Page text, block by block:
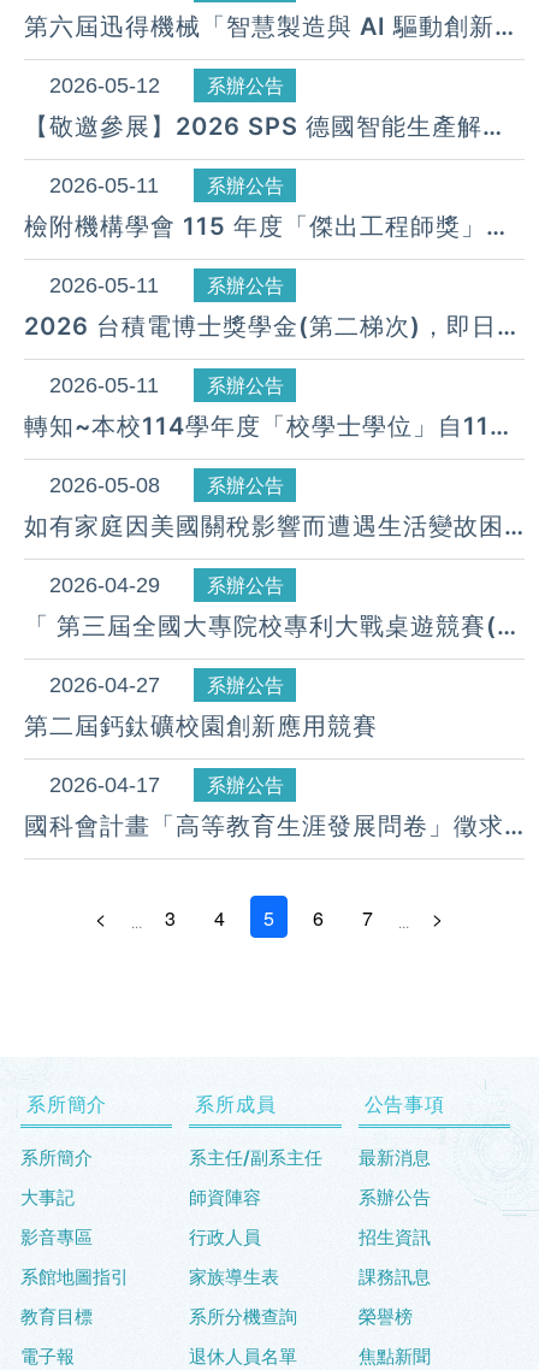
第六屆迅得機械「智慧製造與 AI 驅動創新論
文獎」.截止日期至 2026 .8.17 日 5 PM
2026-05-12 系辦公告
【敬邀參展】2026 SPS 德國智能生產解決
方案展覽會
2026-05-11 系辦公告
檢附機構學會 115 年度「傑出工程師獎」、
「傑出工程教授」、「優秀年輕機構與機器
原理學者獎」、「機構與機器原理獎章」候
選人自即日起公開徵求推薦,請查照。
2026-05-11 系辦公告
2026 台積電博士獎學金(第二梯次)，即日起
開放申請，並將於2026年05月30日截止收
件。
2026-05-11 系辦公告
轉知~本校114學年度「校學士學位」自115
年5月18日起至6月18日止受理申請，請協助
轉知所屬學生踴躍申請，請查照。
2026-05-08 系辦公告
如有家庭因美國關稅影響而遭遇生活變故困
難之學生可申請本校急難慰助金，最高可補
助新台幣三萬元整~申請至115.6.5日17時
止。
2026-04-29 系辦公告
「 第三屆全國大專院校專利大戰桌遊競賽(含
深耕課程)」( 報名日期：即日起至
8/28(五)，17:00止 )
2026-04-27 系辦公告
第二屆鈣鈦礦校園創新應用競賽
2026-04-17 系辦公告
國科會計畫「高等教育生涯發展問卷」徵求
線上問卷填答者
< ... 3 4 5 6 7 ... >
系所簡介
系所簡介
大事記
影音專區
系館地圖指引
教育目標
電子報
系所成員
系主任/副系主任
師資陣容
行政人員
家族導生表
系所分機查詢
退休人員名單
公告事項
最新消息
系辦公告
招生資訊
課務訊息
榮譽榜
焦點新聞